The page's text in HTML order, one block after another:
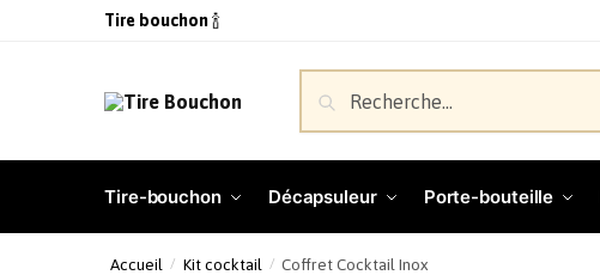
Tire bouchon🍾
Recherche
Tire-bouchon Décapsuleur Porte-bouteille
Accueil / Kit cocktail / Coffret Cocktail Inox